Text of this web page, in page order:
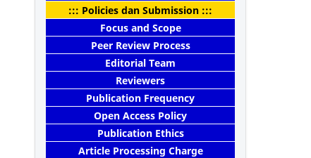
::: Policies dan Submission :::
Focus and Scope
Peer Review Process
Editorial Team
Reviewers
Publication Frequency
Open Access Policy
Publication Ethics
Article Processing Charge